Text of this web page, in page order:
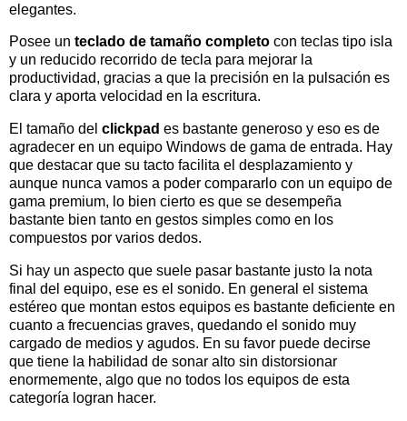
elegantes.
Posee un teclado de tamaño completo con teclas tipo isla
y un reducido recorrido de tecla para mejorar la
productividad, gracias a que la precisión en la pulsación es
clara y aporta velocidad en la escritura.
El tamaño del clickpad es bastante generoso y eso es de
agradecer en un equipo Windows de gama de entrada. Hay
que destacar que su tacto facilita el desplazamiento y
aunque nunca vamos a poder compararlo con un equipo de
gama premium, lo bien cierto es que se desempeña
bastante bien tanto en gestos simples como en los
compuestos por varios dedos.
Si hay un aspecto que suele pasar bastante justo la nota
final del equipo, ese es el sonido. En general el sistema
estéreo que montan estos equipos es bastante deficiente en
cuanto a frecuencias graves, quedando el sonido muy
cargado de medios y agudos. En su favor puede decirse
que tiene la habilidad de sonar alto sin distorsionar
enormemente, algo que no todos los equipos de esta
categoría logran hacer.